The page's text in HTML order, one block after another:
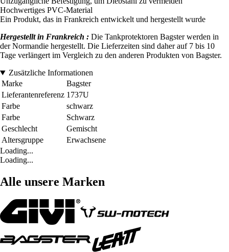
Hochwertiges PVC-Material
Ein Produkt, das in Frankreich entwickelt und hergestellt wurde
Hergestellt in Frankreich : Die Tankprotektoren Bagster werden in
der Normandie hergestellt. Die Lieferzeiten sind daher auf 7 bis 10
Tage verlängert im Vergleich zu den anderen Produkten von Bagster.
Zusätzliche Informationen
Marke
Bagster
Lieferantenreferenz 1737U
Farbe
schwarz
Farbe
Schwarz
Geschlecht
Gemischt
Altersgruppe
Erwachsene
Loading...
Loading...
Alle unsere Marken